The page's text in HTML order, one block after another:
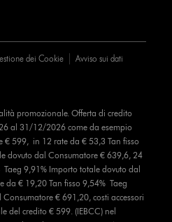
dei Cookie Avviso sui dati
promozionale. Offerta di credito
al 31/12/2026 come da esempio
€ 599, in 12 rate da € 53,3 Tan fisso
dovuto dal Consumatore € 639,6, 24
9,91% Importo totale dovuto dal
da € 19,20 Tan fisso 9,54% Taeg
€ 691,20, costi accessori
del credito € 599. (IEBCC) nel